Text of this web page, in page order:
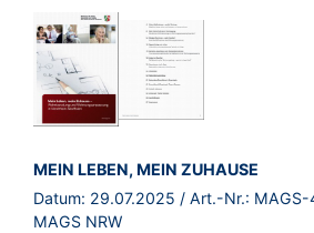
BROSCHÜRE:
MEIN LEBEN, MEIN ZUHAUSE
Datum: 29.07.2025 / Art.-Nr.:
MAGS NRW